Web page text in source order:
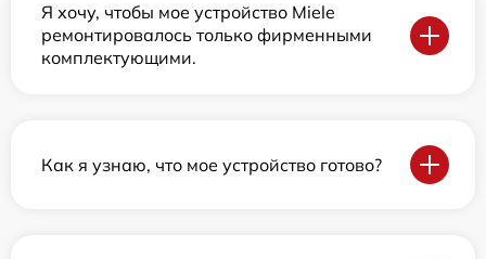
Я хочу, чтобы мое устройство Miele
ремонтировалось только фирменными
комплектующими.
Как я узнаю, что мое устройство готово?